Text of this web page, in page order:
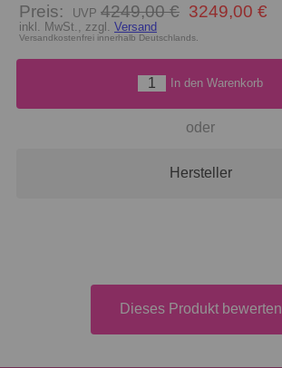
Preis: 4249,00 € 3249,00 €
inkl. MwSt., zzgl. Versand
Versandkostenfrei innerhalb Deutschlands.
In den Warenkorb
oder
Hersteller
Dieses Produkt bewerten